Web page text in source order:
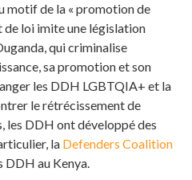
motif de la « promotion de
de loi imite une législation
qui criminalise
sa promotion et son
les DDH LGBTQIA+ et la
le rétrécissement de
les DDH ont développé des
la Defenders Coalition
DDH au Kenya.